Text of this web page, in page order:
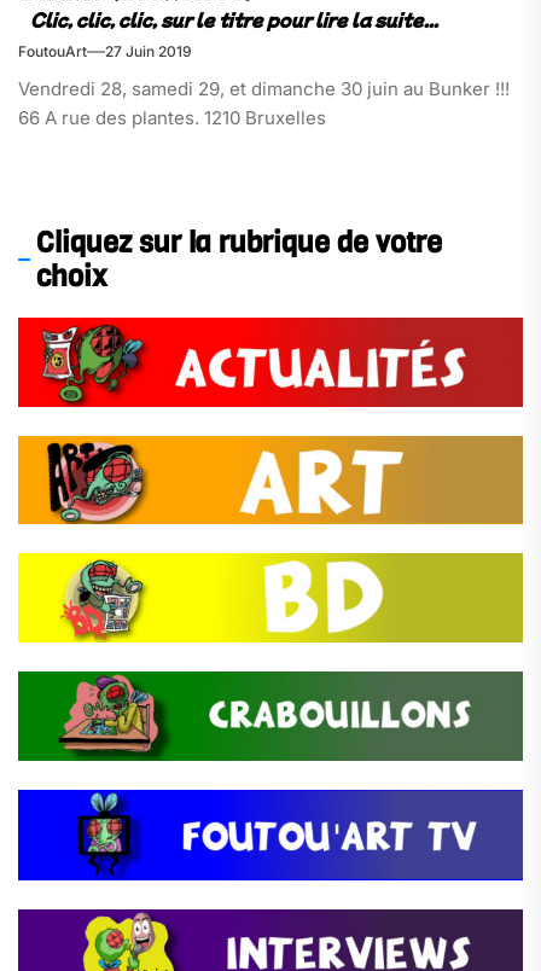
FoutouArt 27 Juin 2019
Vendredi 28, samedi 29, et dimanche 30 juin au Bunker !!!
66 A rue des plantes. 1210 Bruxelles
Cliquez sur la rubrique de votre
choix